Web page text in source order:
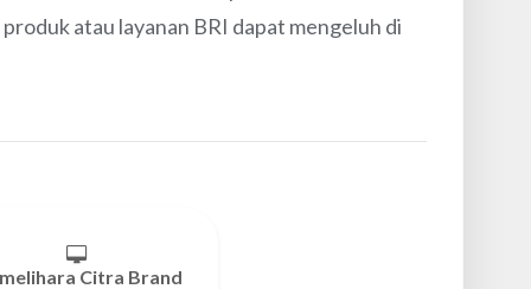
atau layanan BRI dapat mengeluh di
Citra Brand